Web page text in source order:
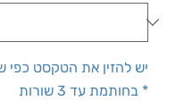
יש להזין את הטקסט כפי
בחותמת עד 3 שורות *